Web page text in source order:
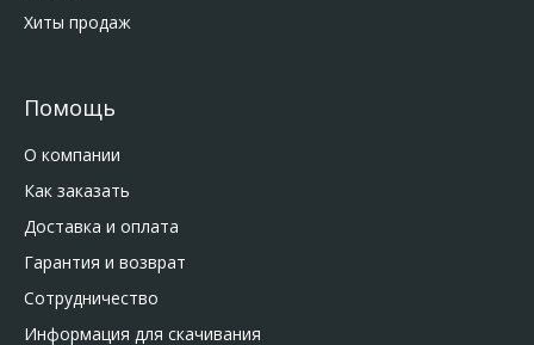
Хиты продаж
О компании
Доставка и оплата
Гарантия и возврат
Сотрудничество
Информация для скачивания
Как заказать
Помощь